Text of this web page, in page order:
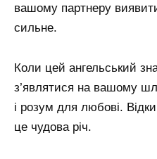
вашому партнеру
сильне.
Коли цей ангельський
з’являтися на вашому
і розум для любові.
це чудова річ.